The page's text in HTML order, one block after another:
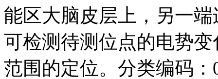
能区大脑皮层上，另一
可检测待测位点的电势
范围的定位。分类编码：